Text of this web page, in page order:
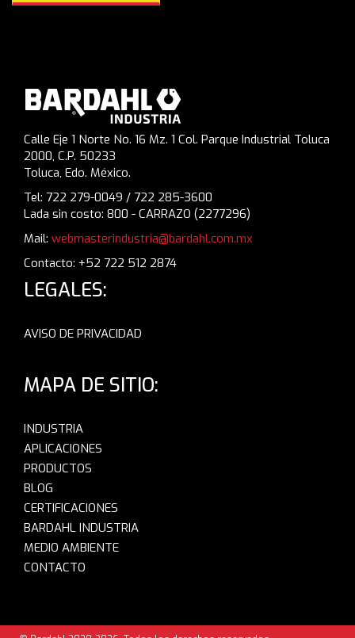
Calle Eje 1 Norte No. 16 Mz. 1 Col. Parque Industrial Toluca
2000, C.P. 50233
Toluca, Edo. México.
Tel: 722 279-0049 / 722 285-3600
Lada sin costo: 800 - CARRAZO (2277296)
Mail: webmasterindustria@bardahl.com.mx
Contacto: +52 722 512 2874
LEGALES:
AVISO DE PRIVACIDAD
MAPA DE SITIO:
INDUSTRIA
APLICACIONES
PRODUCTOS
BLOG
CERTIFICACIONES
BARDAHL INDUSTRIA
MEDIO AMBIENTE
CONTACTO